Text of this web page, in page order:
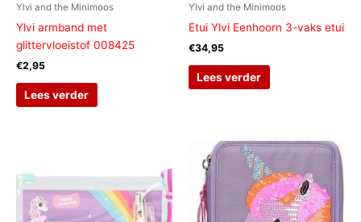
Ylvi and the Minimoos
Ylvi armband met
glittervloeistof 008425
€2,95
Lees verder
Ylvi and the Minimoos
Etui Ylvi Eenhoorn 3-vaks etui
€34,95
Lees verder